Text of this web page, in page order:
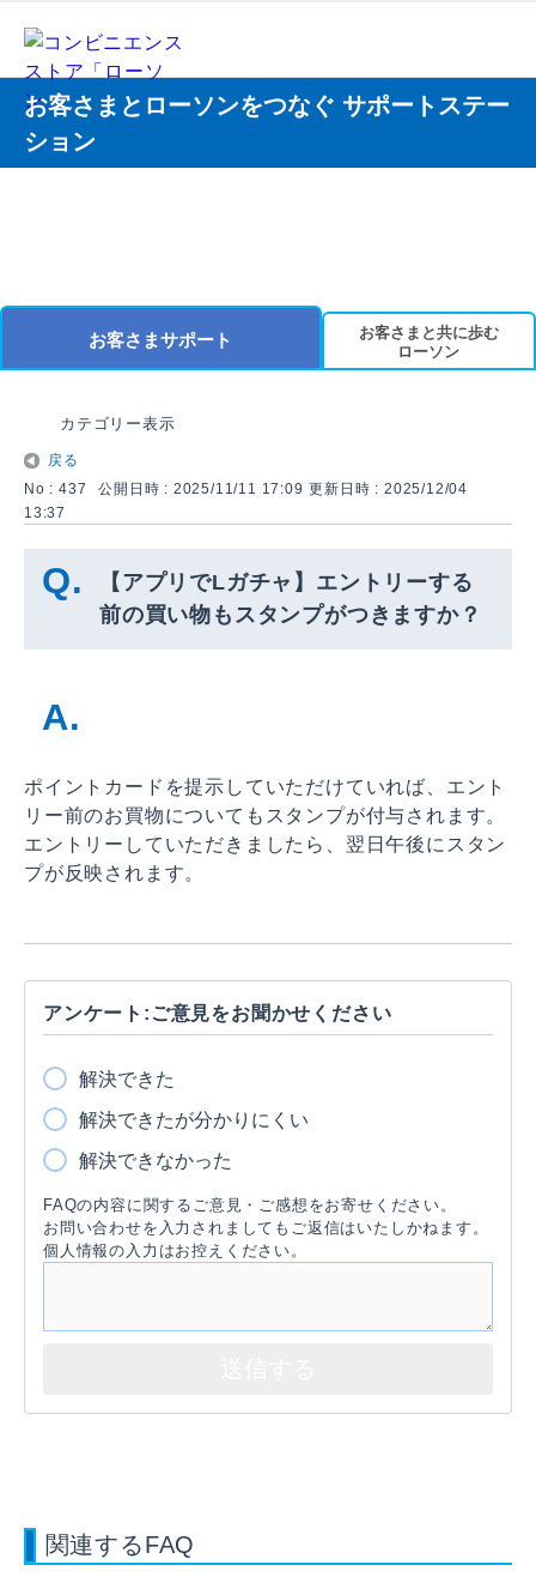
お客さまとローソンをつなぐ サポートステー
ション
お客さまサポート
お客さまと共に歩む
ローソン
カテゴリー表示
戻る
No : 437
公開日時 : 2025/11/11 17:09 更新日時 : 2025/12/04
13:37
【アプリでLガチャ】エントリーする
前の買い物もスタンプがつきますか？
ポイントカードを提示していただけていれば、エント
リー前のお買物についてもスタンプが付与されます。
エントリーしていただきましたら、翌日午後にスタン
プが反映されます。
アンケート:ご意見をお聞かせください
解決できた
解決できたが分かりにくい
解決できなかった
FAQの内容に関するご意見・ご感想をお寄せください。
お問い合わせを入力されましてもご返信はいたしかねます。
個人情報の入力はお控えください。
関連するFAQ